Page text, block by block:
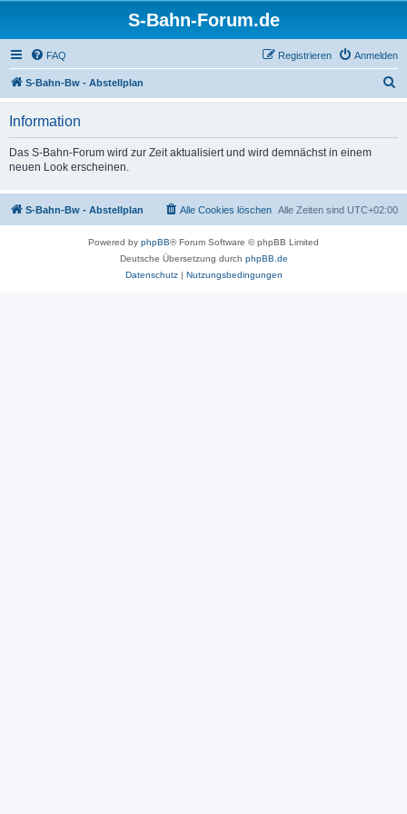
S-Bahn-Forum.de
FAQ Anmelden
Registrieren
S-Bahn-Bw - Abstellplan
Information
Das S-Bahn-Forum wird zur Zeit aktualisiert und wird demnächst in einem
neuen Look erscheinen.
S-Bahn-Bw - Abstellplan Alle Zeiten sind UTC+02:00
Alle Cookies löschen
Powered by phpBB® Forum Software © phpBB Limited
Deutsche Übersetzung durch phpBB.de
Datenschutz| Nutzungsbedingungen